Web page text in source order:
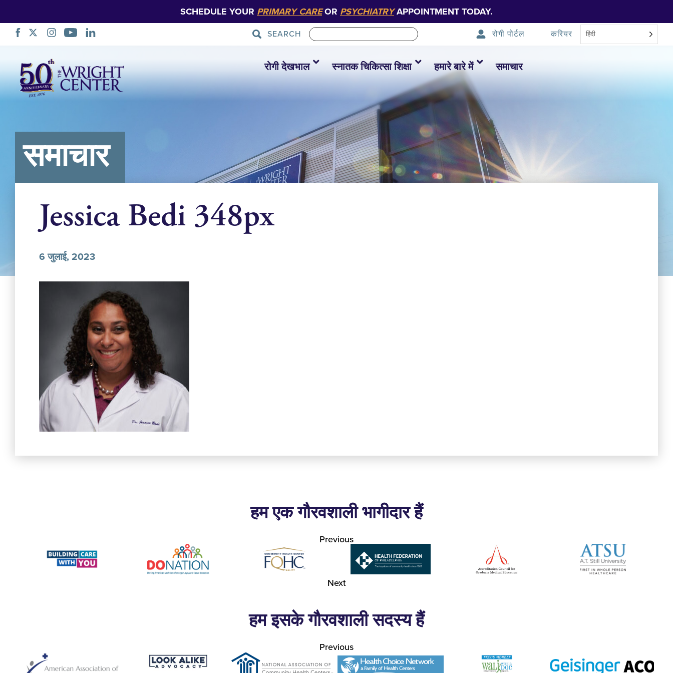
SCHEDULE YOUR PRIMARY CAREOR PSYCHIATRYAPPOINTMENT TODAY.
SEARCH रोगी पोर्टल करियर हिंदी
छोड़ें
रोगी देखभाल स्नातक चिकित्सा शिक्षा हमारे बारे में समाचार
समाचार
Jessica Bedi 348px
6 जुलाई, 2023
हम एक गौरवशाली भागीदार हैं
Previous
Next
हम इसके गौरवशाली सदस्य हैं
Previous